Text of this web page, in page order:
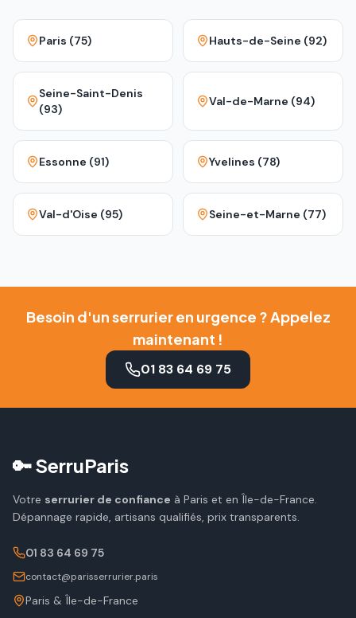
Paris (75) Hauts-de-Seine (92)
Seine-Saint-Denis
(93)
Val-de-Marne (94)
Essonne (91) Yvelines (78)
Val-d'Oise (95) Seine-et-Marne (77)
Besoin d'un serrurier en urgence ? Appelez
maintenant !
01 83 64 69 75
🔑 SerruParis
Votre serrurier de confiance à Paris et en Île-de-France.
Dépannage rapide, artisans qualifiés, prix transparents.
01 83 64 69 75
contact@parisserrurier.paris
Paris & Île-de-France